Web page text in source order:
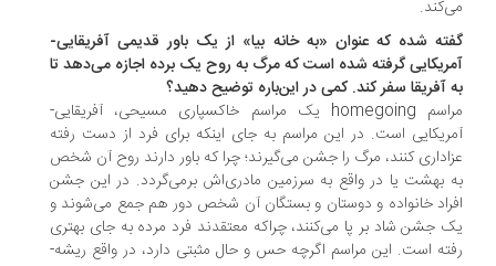
شده که عنوان «به خانه بیا» از یک باور قدیمی آفریقایی-
گرفته شده است که مرگ به روح یک برده اجازه می‌دهد تا
آفریقا سفر کند. کمی در این‌باره توضیح دهید؟
مراسم homegoing یک مراسم خاکسپاری مسیحی، آفریقایی-
است. در این مراسم به جای اینکه برای فرد از دست رفته
کنند، مرگ را جشن می‌­گیرند؛ چرا که باور دارند روح آن شخص
بهشت یا در واقع به سرزمین مادری‌­اش برمی‌گردد. در این جشن
خانواده و دوستان و بستگان آن شخص دور هم جمع می‌شوند و
جشن شاد بر پا می‌­کنند، چراکه معتقدند فرد مرده به جای بهتری
است. این مراسم اگرچه حس و حال مثبتی دارد، در واقع ریشه‌­